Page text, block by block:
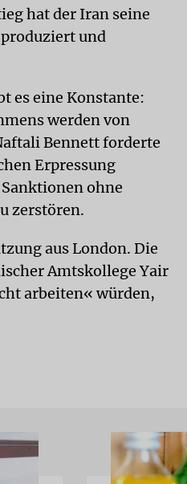
hat der Iran seine
und
es eine Konstante:
werden von
Bennett forderte
Erpressung
ohne
zerstören.
aus London. Die
Amtskollege Yair
arbeiten« würden,